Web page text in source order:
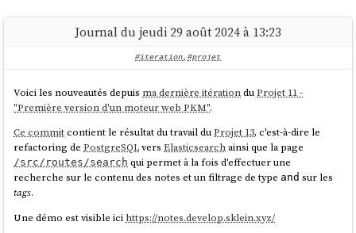
Voir :Projet 23 - "Ajouter le support pg_basebackup incremental à
restic-pg_dump-docker".
js/dist/index.js:
|- ReferenceError: exports is not defined
(/home/stephane/git/github.com/stephane-
replay-js/dist/index.js:5:23)
    at instantiateModule
-klein/gibbon-replay-
poc/node_modules/.pnpm/vite@5.4.3/node_modules
/vite/dist/node/chunks/dep-
BaOMuo4I.js:52904:11)
11:21:21 [vite] Error when evaluating SSR
module /src/routes/(record)/+layout.svelte:
Journal du jeudi 29 août 2024 à 13:23
#iteration, #projet
Voici les nouveautés depuis ma dernière itérationduProjet 11 -
"Première version d'un moteur web PKM".
Ce commitcontient le résultat du travail duProjet 13, c'est-à-dire le
refactoring dePostgreSQLversElasticsearchainsi que la page
/src/routes/search qui permet à la fois d'effectuer une
recherche sur le contenu des notes et un filtrage de type and sur les
tags.
Une démo est visible ici https://notes.develop.sklein.xyz/